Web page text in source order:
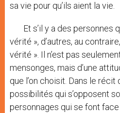
sa vie pour qu’ils aient la vie.
Et s’il y a des personnes
vérité », d’autres, au
vérité ». Il n’est pas
mensonges, mais d’une
que l’on choisit. Dans le
possibilités qui s’opposent
personnages qui se font face